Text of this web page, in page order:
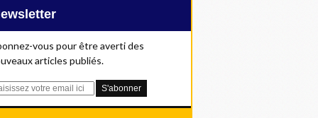
Newsletter
vous pour être averti des
articles publiés.